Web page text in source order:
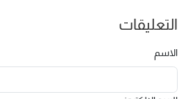
التعليقات
الاسم